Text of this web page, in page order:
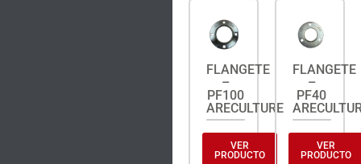
FLANGETE
–
PF100
ARECULTURE
VER
PRODUCTO
FLANGETE
–
PF40
VER
PRODUCTO